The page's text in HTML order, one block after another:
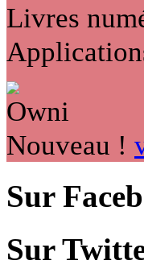
Livres
Nouveau !
Sur
Sur